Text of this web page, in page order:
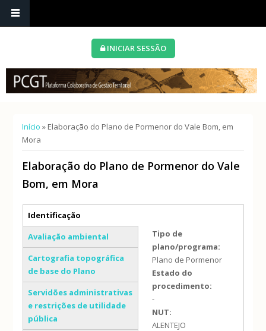
INICIAR SESSÃO
Está aqui
Início » Elaboração do Plano de Pormenor do Vale Bom, em
Mora
Elaboração do Plano de Pormenor do Vale
Bom, em Mora
Separadores verticais
Identificação
(separador ativo)
Avaliação ambiental
Cartografia topográfica
de base do Plano
Servidões administrativas
e restrições de utilidade
pública
Tipo de
plano/programa:
Plano de Pormenor
Estado do
procedimento:
-
NUT:
ALENTEJO